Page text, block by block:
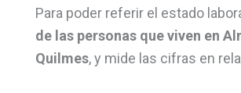
Para poder referir el estado
de las personas que viven en
Quilmes, y mide las cifras en